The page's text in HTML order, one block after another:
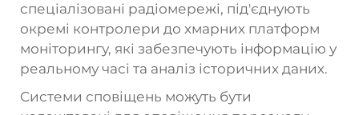
спеціалізовані радіомережі, під'єднують
окремі контролери до хмарних платформ
моніторингу, які забезпечують інформацію у
реальному часі та аналіз історичних даних.
Системи сповіщень можуть бути